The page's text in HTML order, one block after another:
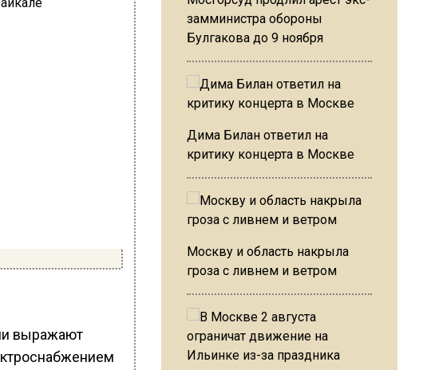
выражают
замминистра обороны
Булгакова до 9 ноября
Дима Билан ответил на
критику концерта в Москве
Москву и область накрыла
гроза с ливнем и ветром